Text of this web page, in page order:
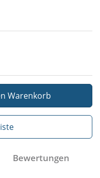
Warenkorb
Bewertungen